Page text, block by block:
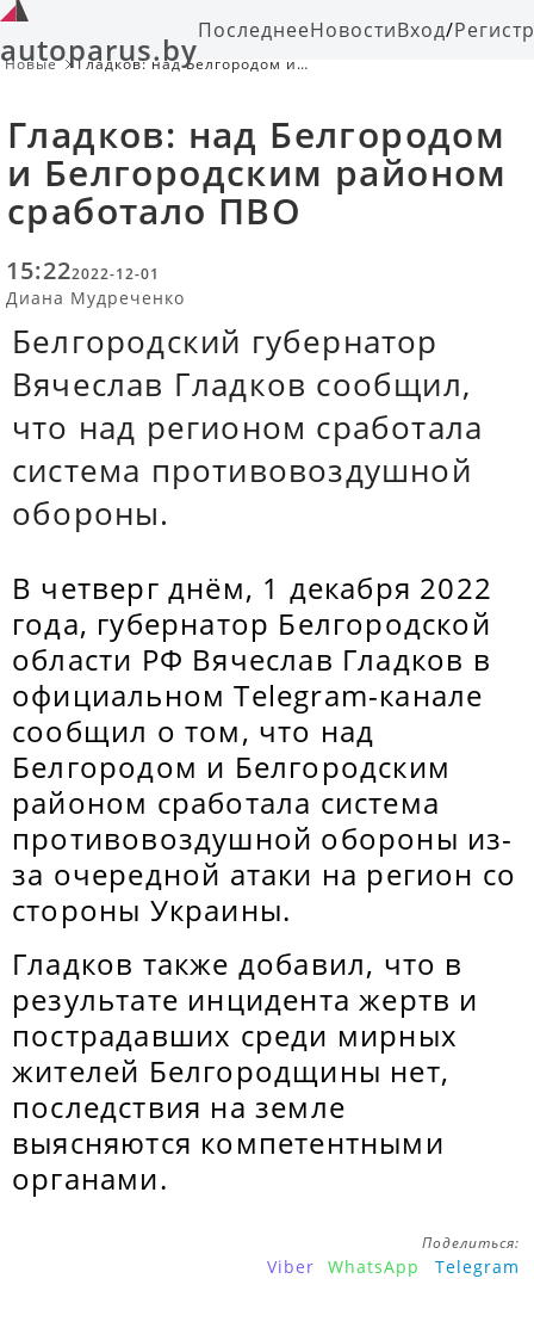
autoparus.byПоследнееНовостиВход/
Новые
Гладков: над Белгородом и
Гладков: над Белгородом
и Белгородским районом
сработало ПВО
15:222022-12-01
Диана Мудреченко
Белгородский губернатор
Вячеслав Гладков сообщил,
что над регионом сработала
система противовоздушной
обороны.
В четверг днём, 1 декабря 2022
года, губернатор Белгородской
области РФ Вячеслав Гладков в
официальном Telegram-канале
сообщил о том, что над
Белгородом и Белгородским
районом сработала система
противовоздушной обороны из-
за очередной атаки на регион со
стороны Украины.
Гладков также добавил, что в
результате инцидента жертв и
пострадавших среди мирных
жителей Белгородщины нет,
последствия на земле
выясняются компетентными
органами.
Поделиться:
Viber WhatsApp Telegram